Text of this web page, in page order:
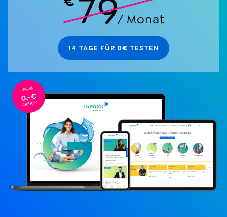
14 TAGE FÜR 0€ TESTEN